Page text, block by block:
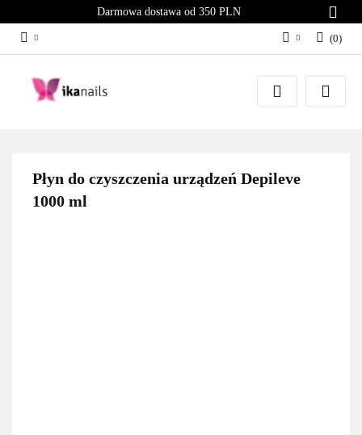
Darmowa dostawa od 350 PLN
Zaloguj się
Załóż konto
(0)
Płyn do czyszczenia urządzeń Depileve
1000 ml